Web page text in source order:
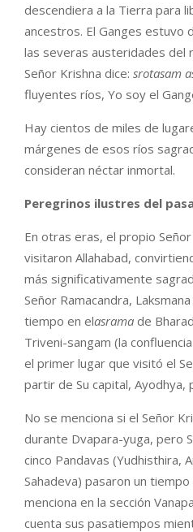
descendiera a la Tierra para
ancestros. El Ganges estuvo
las severas austeridades del
Señor Krishna dice: srotasam
fluyentes ríos, Yo soy el
Hay cientos de miles de
márgenes de esos ríos
consideran néctar inmortal.
Peregrinos ilustres del
En otras eras, el propio
visitaron Allahabad,
más significativamente
Señor Ramacandra,
tiempo en elasrama de
Triveni-sangam (la
el primer lugar que visitó el
partir de Su capital, Ayodhya,
No se menciona si el Señor
durante Dvapara-yuga, pero
cinco Pandavas (Yudhisthira,
Sahadeva) pasaron un
menciona en la sección
cuenta sus pasatiempos